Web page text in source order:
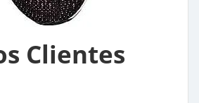
Clientes